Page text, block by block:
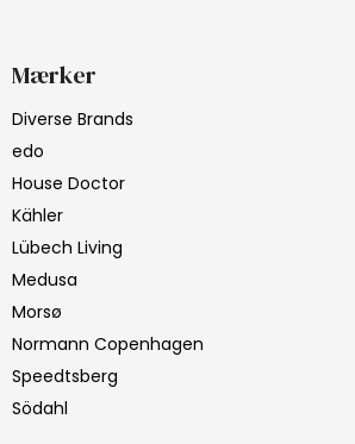
Mærker
Diverse Brands
edo
House Doctor
Kähler
Lübech Living
Medusa
Morsø
Normann Copenhagen
Speedtsberg
Södahl